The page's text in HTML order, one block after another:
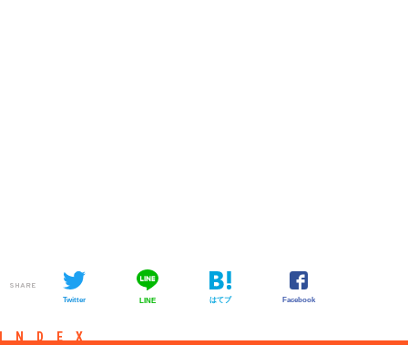
SHARE
Twitter LINE はてブ Facebook
INDEX